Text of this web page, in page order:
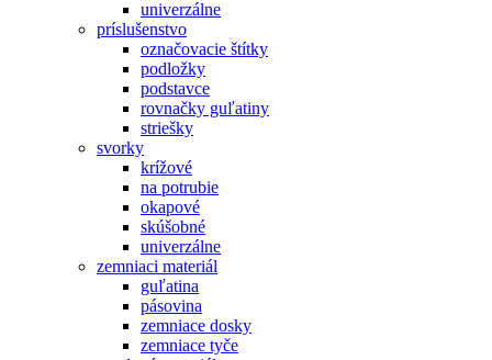
univerzálne
príslušenstvo
označovacie štítky
podložky
podstavce
rovnačky guľatiny
striešky
svorky
krížové
na potrubie
okapové
skúšobné
univerzálne
zemniaci materiál
guľatina
pásovina
zemniace dosky
zemniace tyče